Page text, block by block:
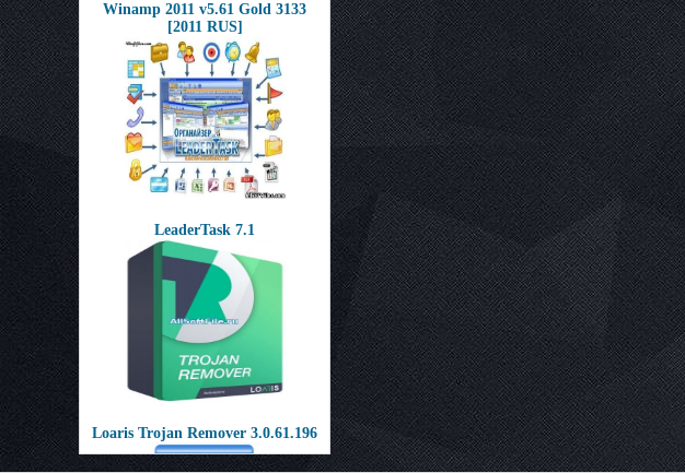
Winamp 2011 v5.61 Gold 3133
[2011 RUS]
LeaderTask 7.1
Loaris Trojan Remover 3.0.61.196